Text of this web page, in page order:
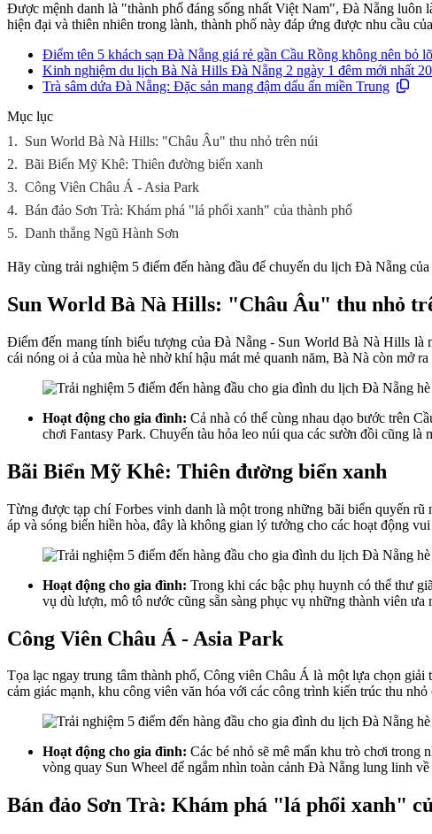
Được mệnh danh là "thành phố đáng sống nhất Việt Nam", Đà Nẵng luôn
hiện đại và thiên nhiên trong lành, thành phố này đáp ứng được nhu cầu
Điểm tên 5 khách sạn Đà Nẵng giá rẻ gần Cầu Rồng không nên bỏ lỡ
Kinh nghiệm du lịch Bà Nà Hills Đà Nẵng 2 ngày 1 đêm mới nhất
Trà sâm dứa Đà Nẵng: Đặc sản mang đậm dấu ấn miền Trung
Mục lục
1. Sun World Bà Nà Hills: "Châu Âu" thu nhỏ trên núi
2. Bãi Biển Mỹ Khê: Thiên đường biển xanh
3. Công Viên Châu Á - Asia Park
4. Bán đảo Sơn Trà: Khám phá "lá phổi xanh" của thành phố
5. Danh thắng Ngũ Hành Sơn
Hãy cùng trải nghiệm 5 điểm đến hàng đầu để chuyến du lịch Đà Nẵng
Sun World Bà Nà Hills: "Châu Âu" thu nhỏ
Điểm đến mang tính biểu tượng của Đà Nẵng - Sun World Bà Nà Hills là
cái nóng oi ả của mùa hè nhờ khí hậu mát mẻ quanh năm, Bà Nà còn mở
Hoạt động cho gia đình: Cả nhà có thể cùng nhau dạo bước trên
chơi Fantasy Park. Chuyến tàu hỏa leo núi qua các sườn đồi cũng
Bãi Biển Mỹ Khê: Thiên đường biển xanh
Từng được tạp chí Forbes vinh danh là một trong những bãi biển quyến
áp và sóng biển hiền hòa, đây là không gian lý tưởng cho các hoạt động
Hoạt động cho gia đình: Trong khi các bậc phụ huynh có thể thư
vụ dù lượn, mô tô nước cũng sẵn sàng phục vụ những thành viên
Công Viên Châu Á - Asia Park
Tọa lạc ngay trung tâm thành phố, Công viên Châu Á là một lựa chọn
cảm giác mạnh, khu công viên văn hóa với các công trình kiến trúc thu
Hoạt động cho gia đình: Các bé nhỏ sẽ mê mẩn khu trò chơi trong
vòng quay Sun Wheel để ngắm nhìn toàn cảnh Đà Nẵng lung linh
Bán đảo Sơn Trà: Khám phá "lá phổi xanh"